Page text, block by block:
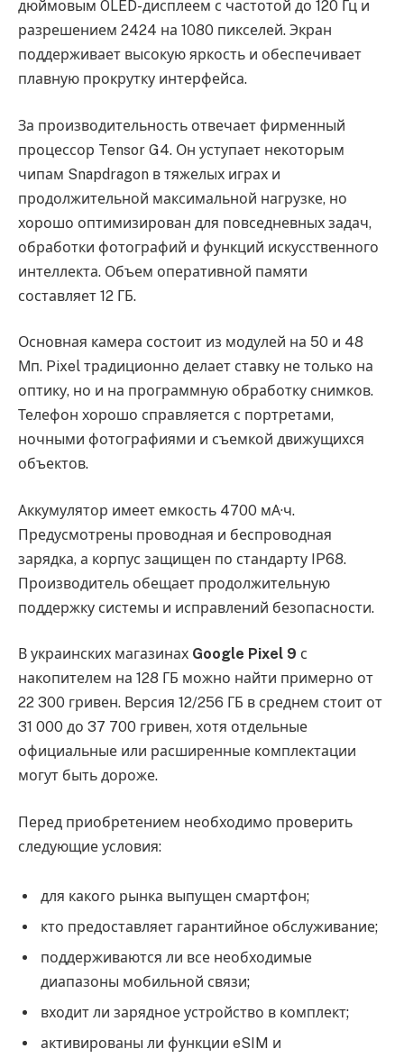
дюймовым OLED-дисплеем с частотой до 120 Гц и
разрешением 2424 на 1080 пикселей. Экран
поддерживает высокую яркость и обеспечивает
плавную прокрутку интерфейса.
За производительность отвечает фирменный
процессор Tensor G4. Он уступает некоторым
чипам Snapdragon в тяжелых играх и
продолжительной максимальной нагрузке, но
хорошо оптимизирован для повседневных задач,
обработки фотографий и функций искусственного
интеллекта. Объем оперативной памяти
составляет 12 ГБ.
Основная камера состоит из модулей на 50 и 48
Мп. Pixel традиционно делает ставку не только на
оптику, но и на программную обработку снимков.
Телефон хорошо справляется с портретами,
ночными фотографиями и съемкой движущихся
объектов.
Аккумулятор имеет емкость 4700 мА·ч.
Предусмотрены проводная и беспроводная
зарядка, а корпус защищен по стандарту IP68.
Производитель обещает продолжительную
поддержку системы и исправлений безопасности.
В украинских магазинах Google Pixel 9 с
накопителем на 128 ГБ можно найти примерно от
22 300 гривен. Версия 12/256 ГБ в среднем стоит от
31 000 до 37 700 гривен, хотя отдельные
официальные или расширенные комплектации
могут быть дороже.
Перед приобретением необходимо проверить
следующие условия:
для какого рынка выпущен смартфон;
кто предоставляет гарантийное обслуживание;
поддерживаются ли все необходимые
диапазоны мобильной связи;
входит ли зарядное устройство в комплект;
активированы ли функции eSIM и